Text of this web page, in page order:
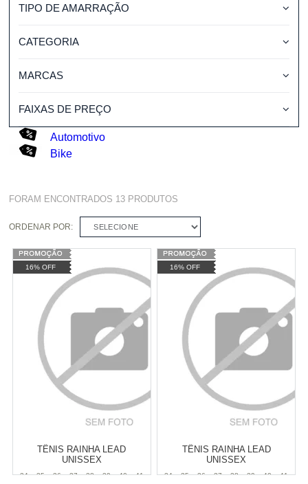
TIPO DE AMARRAÇÃO
CATEGORIA
MARCAS
FAIXAS DE PREÇO
Automotivo
Bike
FORAM ENCONTRADOS 13 PRODUTOS
ORDENAR POR: SELECIONE
16% OFF
TÊNIS RAINHA LEAD
UNISSEX
34 35 36 37 38 39 40
41
16% OFF
TÊNIS RAINHA LEAD
UNISSEX
34 35 36 37 38 39 40
41